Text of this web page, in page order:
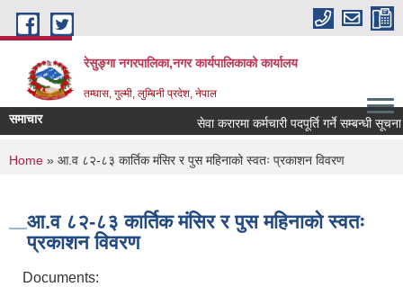
Skip to main content
रेसुङ्गा नगरपालिका,नगर कार्यपालिकाको कार्यालय
तम्घास, गुल्मी, लुम्बिनी प्रदेश, नेपाल
समाचार सेवा करारमा कर्मचारी पदपूर्ति गर्ने सम्बन्धी सूचना
You are here
Home » आ.व ८२-८३ कार्तिक मंसिर र पुस महिनाको स्वतः प्रकाशन विवरण
आ.व ८२-८३ कार्तिक मंसिर र पुस महिनाको स्वतः
प्रकाशन विवरण
Documents: